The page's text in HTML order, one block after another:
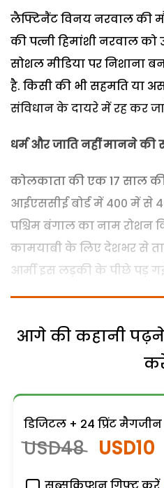
लैफ्टिनैंट विनय नरवाल की
की पत्नी हिमांशी नरवाल
सोशल मीडिया पर निशाना
है. किसी की भी सहमति या
संविधान के दायरे में रह कर
धर्म और जाति नहीं मानने की
कोलकाता की एक 17 साल
आईएससीई बोर्ड में 400 में से
पश्चिम बंगाल का नाम रोशन
कामयाबी के लिए देशभर से
आर्मी इस लड़की के पीछे पड़
आगे की कहानी
डिजिटल + 24 प्रिंट मैगजीन
USD48 USD10